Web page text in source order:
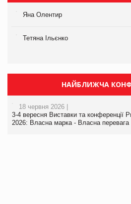
Яна Олентир
Тетяна Ільєнко
НАЙБЛИЖЧА
18 червня 2026 |
3-4 вересня Виставки та конференції
2026: Власна марка - Власна перевага